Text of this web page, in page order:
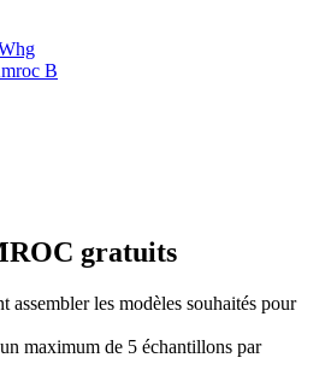
B
gratuits
assembler les modèles souhaités pour
maximum de 5 échantillons par